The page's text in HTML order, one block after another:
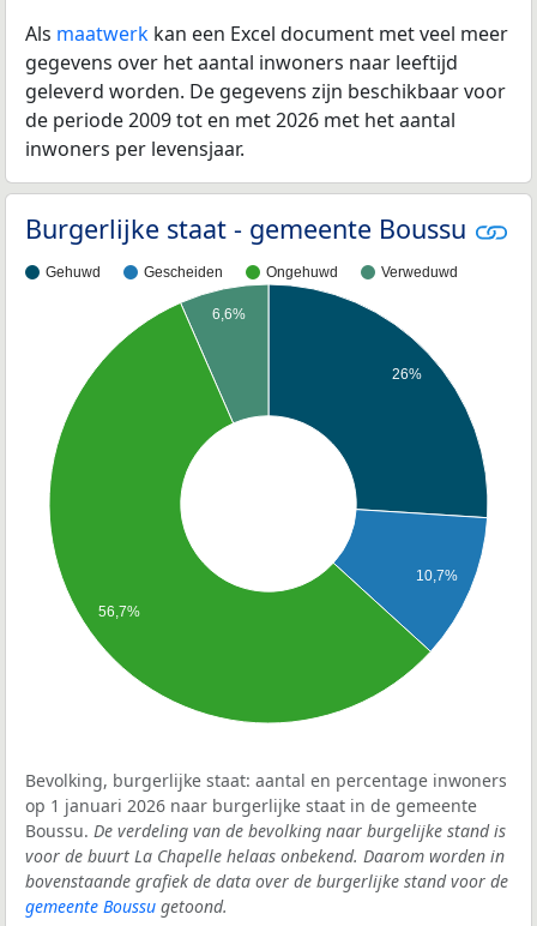
Als maatwerk kan een Excel document met veel meer
gegevens over het aantal inwoners naar leeftijd
geleverd worden. De gegevens zijn beschikbaar voor
de periode 2009 tot en met 2026 met het aantal
inwoners per levensjaar.
Burgerlijke staat - gemeente Boussu
Gehuwd Gescheiden Ongehuwd Verweduwd
26%
10,7%
6,6%
56,7%
Bevolking, burgerlijke staat: aantal en percentage inwoners
op 1 januari 2026 naar burgerlijke staat in de gemeente
Boussu. De verdeling van de bevolking naar burgelijke stand is
voor de buurt La Chapelle helaas onbekend. Daarom worden in
bovenstaande grafiek de data over de burgerlijke stand voor de
gemeente Boussu getoond.